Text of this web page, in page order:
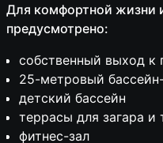
Для комфортной жизни
предусмотрено:
собственный выход к
25-метровый
детский бассейн
террасы для загара и
фитнес-зал